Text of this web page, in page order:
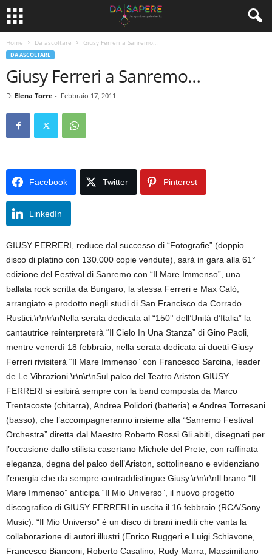
Home Da ascoltare Giusy Ferreri a Sanremo…
DA ASCOLTARE
Giusy Ferreri a Sanremo…
Di Elena Torre - Febbraio 17, 2011
Facebook Twitter Pinterest
LinkedIn
GIUSY FERRERI, reduce dal successo di “Fotografie” (doppio
disco di platino con 130.000 copie vendute), sarà in gara alla 61°
edizione del Festival di Sanremo con “Il Mare Immenso”, una
ballata rock scritta da Bungaro, la stessa Ferreri e Max Calò,
arrangiato e prodotto negli studi di San Francisco da Corrado
Rustici.\r\n\r\nNella serata dedicata al “150° dell’Unità d’Italia” la
cantautrice reinterpreterà “Il Cielo In Una Stanza” di Gino Paoli,
mentre venerdì 18 febbraio, nella serata dedicata ai duetti Giusy
Ferreri rivisiterà “Il Mare Immenso” con Francesco Sarcina, leader
de Le Vibrazioni.\r\n\r\nSul palco del Teatro Ariston GIUSY
FERRERI si esibirà sempre con la band composta da Marco
Trentacoste (chitarra), Andrea Polidori (batteria) e Andrea Torresani
(basso), che l’accompagneranno insieme alla “Sanremo Festival
Orchestra” diretta dal Maestro Roberto Rossi.Gli abiti, disegnati per
l’occasione dallo stilista casertano Michele del Prete, con raffinata
eleganza, degna del palco dell’Ariston, sottolineano e evidenziano
l’energia che da sempre contraddistingue Giusy.\r\n\r\nIl brano “Il
Mare Immenso” anticipa “Il Mio Universo”, il nuovo progetto
discografico di GIUSY FERRERI in uscita il 16 febbraio (RCA/Sony
Music). “Il Mio Universo” è un disco di brani inediti che vanta la
collaborazione di autori illustri (Enrico Ruggeri e Luigi Schiavone,
Francesco Bianconi, Roberto Casalino, Rudy Marra, Massimiliano